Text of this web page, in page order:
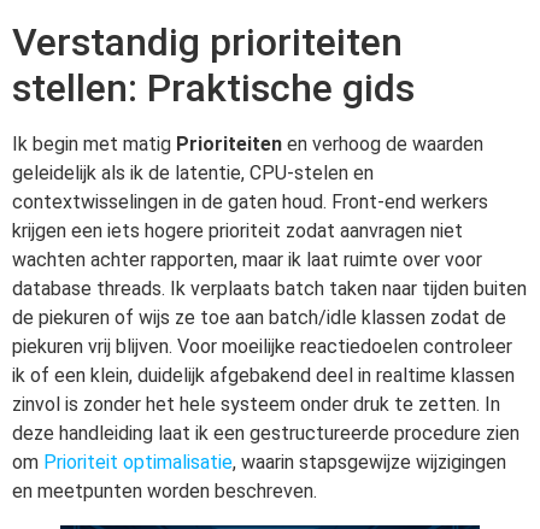
Verstandig prioriteiten
stellen: Praktische gids
Ik begin met matig Prioriteiten en verhoog de waarden
geleidelijk als ik de latentie, CPU-stelen en
contextwisselingen in de gaten houd. Front-end werkers
krijgen een iets hogere prioriteit zodat aanvragen niet
wachten achter rapporten, maar ik laat ruimte over voor
database threads. Ik verplaats batch taken naar tijden buiten
de piekuren of wijs ze toe aan batch/idle klassen zodat de
piekuren vrij blijven. Voor moeilijke reactiedoelen controleer
ik of een klein, duidelijk afgebakend deel in realtime klassen
zinvol is zonder het hele systeem onder druk te zetten. In
deze handleiding laat ik een gestructureerde procedure zien
om Prioriteit optimalisatie, waarin stapsgewijze wijzigingen
en meetpunten worden beschreven.